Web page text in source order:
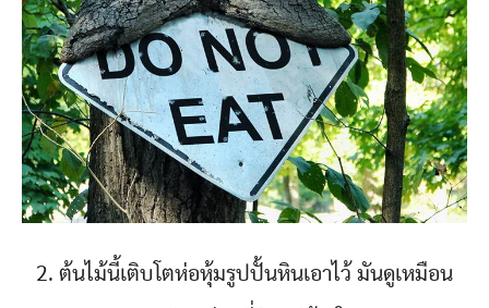
2. ต้นไม้นี้เติบโตห่อหุ้มรูปปั้นหินเอาไว้ มันดูเหมือน